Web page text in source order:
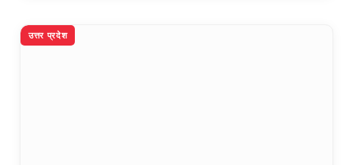
उत्तर प्रदेश